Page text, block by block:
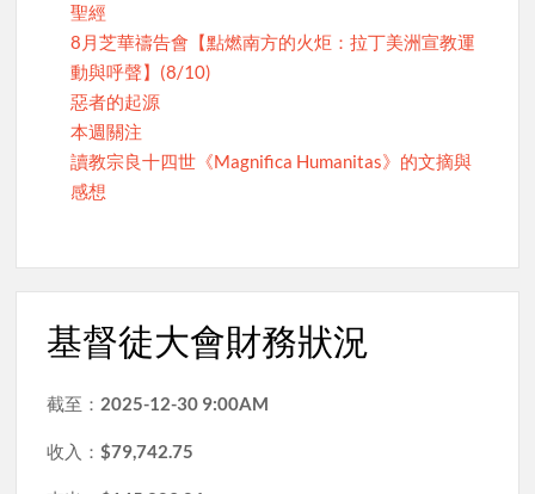
聖經
8月芝華禱告會【點燃南方的火炬：拉丁美洲宣教運
動與呼聲】(8/10)
惡者的起源
本週關注
讀教宗良十四世《Magnifica Humanitas》的文摘與
感想
基督徒大會財務狀況
截至： 2025-12-30 9:00AM
收入： $79,742.75